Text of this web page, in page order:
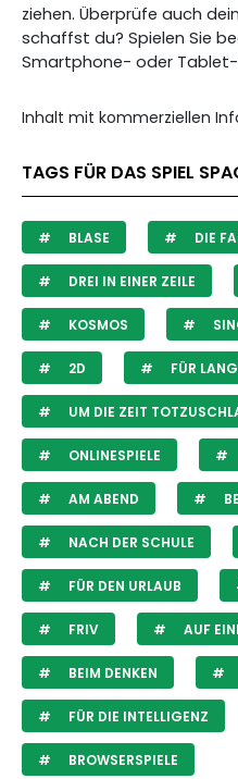
ziehen. Überprüfe auch
schaffst du? Spielen Sie
Smartphone- oder Tablet-
Inhalt mit kommerziellen
TAGS FÜR DAS SPIEL
BLASE DIE
DREI IN EINER ZEILE
KOSMOS
2D FÜR
UM DIE ZEIT
ONLINESPIELE
AM ABEND
NACH DER SCHULE
FÜR DEN URLAUB
FRIV AUF
BEIM DENKEN
FÜR DIE INTELLIGENZ
BROWSERSPIELE